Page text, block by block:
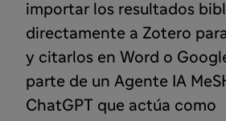
importar los resultados
directamente a Zotero
y citarlos en Word o
parte de un Agente IA
ChatGPT que actúa como